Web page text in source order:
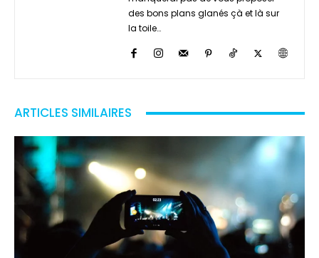
des bons plans glanés çà et là sur
la toile…
ARTICLES SIMILAIRES